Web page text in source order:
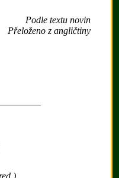
Podle textu novin
Přeloženo z angličtiny